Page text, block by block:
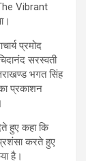
Vibrant
प्रमोद
सरस्वती
भगत सिंह
प्रकाशन
हुए कहा कि
करते हुए
है।